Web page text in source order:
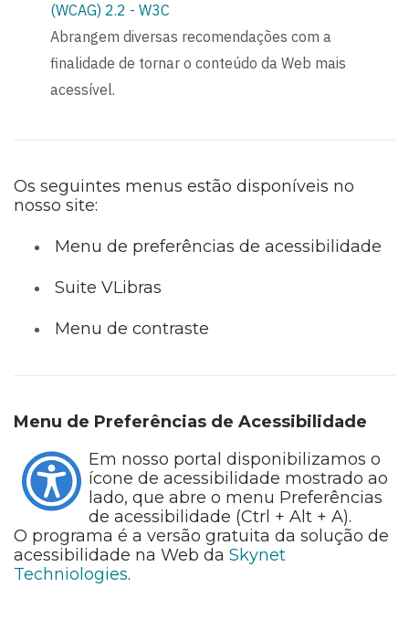
(WCAG) 2.2 - W3C
Abrangem diversas recomendações com a
finalidade de tornar o conteúdo da Web mais
acessível.
Os seguintes menus estão disponíveis no
nosso site:
Menu de preferências de acessibilidade
Suite VLibras
Menu de contraste
Menu de Preferências de Acessibilidade
Em nosso portal disponibilizamos o
ícone de acessibilidade mostrado ao
lado, que abre o menu Preferências
de acessibilidade (Ctrl + Alt + A).
O programa é a versão gratuita da solução de
acessibilidade na Web da Skynet
Techniologies.